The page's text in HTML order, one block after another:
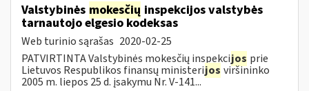
Valstybinės mokesčių inspekcijos valstybės
tarnautojo elgesio kodeksas
Web turinio sąrašas 2020-02-25
PATVIRTINTA Valstybinės mokesčių inspekcijos prie
Lietuvos Respublikos finansų ministerijos viršininko
2005 m. liepos 25 d. įsakymu Nr. V-141...